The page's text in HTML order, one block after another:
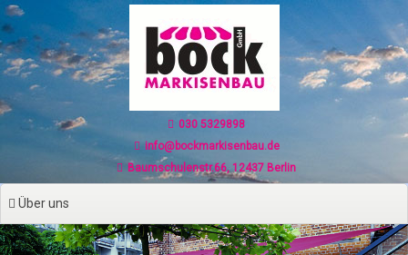
Zum
Inhalt
springen
030 5329898
info@bockmarkisenbau.de
Baumschulenstr.66, 12437 Berlin
Über uns